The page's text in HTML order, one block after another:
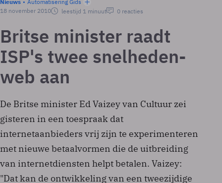
Nieuws
Automatisering Gids
18 november 2010
leestijd 1 minuut 0 reacties
Britse minister raadt
ISP's twee snelheden-
web aan
De Britse minister Ed Vaizey van Cultuur zei
gisteren in een toespraak dat
internetaanbieders vrij zijn te experimenteren
met nieuwe betaalvormen die de uitbreiding
van internetdiensten helpt betalen. Vaizey:
"Dat kan de ontwikkeling van een tweezijdige